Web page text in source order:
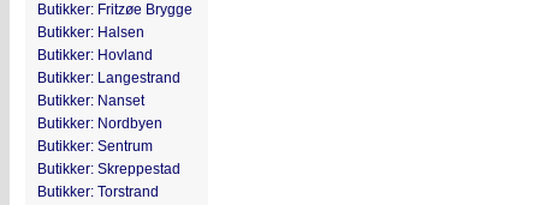
Butikker: Fritzøe Brygge
Butikker: Halsen
Butikker: Hovland
Butikker: Langestrand
Butikker: Nanset
Butikker: Nordbyen
Butikker: Sentrum
Butikker: Skreppestad
Butikker: Torstrand